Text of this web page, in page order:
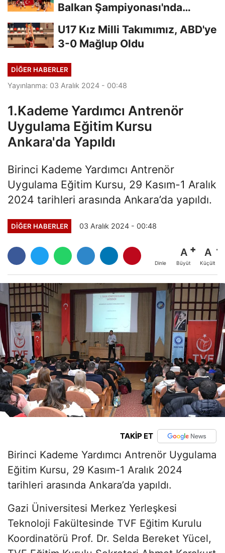
Balkan Şampiyonası'nda
U17 Kız Milli Takımımız, ABD'ye
3-0 Mağlup Oldu
DIĞER HABERLER
Yayınlanma: 03 Aralık 2024 - 00:48
1.Kademe Yardımcı Antrenör
Uygulama Eğitim Kursu
Ankara'da Yapıldı
Birinci Kademe Yardımcı Antrenör
Uygulama Eğitim Kursu, 29 Kasım-1 Aralık
2024 tarihleri arasında Ankara’da yapıldı.
DIĞER HABERLER 03 Aralık 2024 - 00:48
Dinle
A
Büyüt
A
Küçült
TAKİP ET
Birinci Kademe Yardımcı Antrenör Uygulama
Eğitim Kursu, 29 Kasım-1 Aralık 2024
tarihleri arasında Ankara’da yapıldı.
Gazi Üniversitesi Merkez Yerleşkesi
Teknoloji Fakültesinde TVF Eğitim Kurulu
Koordinatörü Prof. Dr. Selda Bereket Yücel,